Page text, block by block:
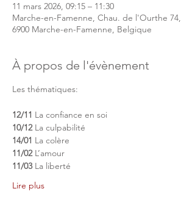
11 mars 2026, 09:15 – 11:30
Marche-en-Famenne, Chau. de l'Ourthe 74,
6900 Marche-en-Famenne, Belgique
À propos de l'évènement
Les thématiques:
12/11 La confiance en soi
10/12 La culpabilité
14/01 La colère
11/02 L’amour
11/03 La liberté
Lire plus